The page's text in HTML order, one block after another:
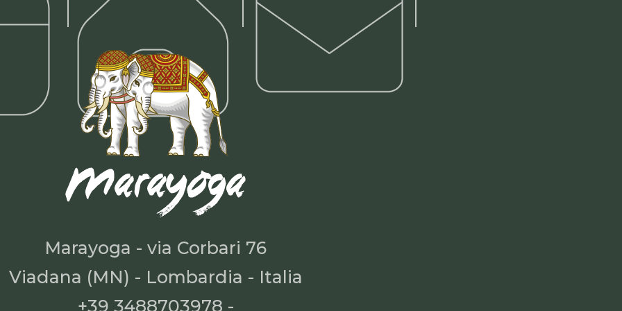
Marayoga - via Corbari 76
Viadana (MN) - Lombardia - Italia
+39 3488703978 -